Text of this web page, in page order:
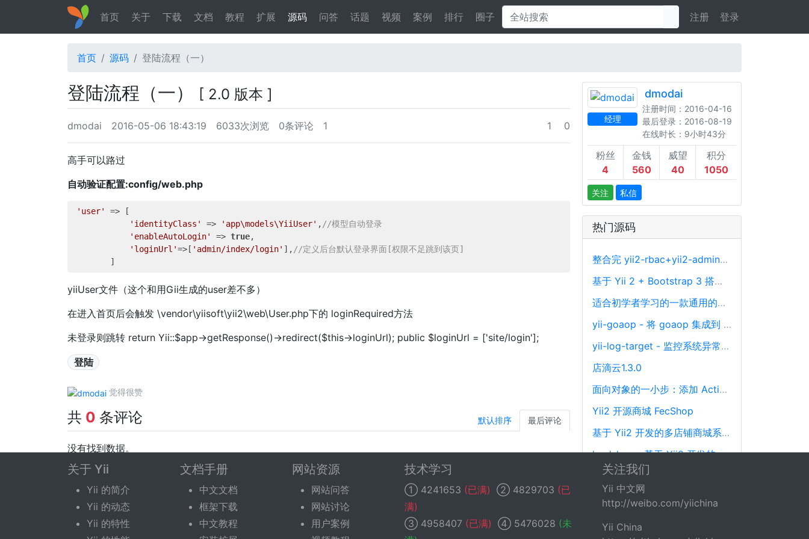
首页 关于 下载 文档 教程 扩展 源码 问答 话题 视频 案例 排行 圈子 注册 登录
首页 源码 登陆流程（一）
登陆流程（一） [ 2.0 版本 ]
dmodai 2016-05-06 18:43:19 6033次浏览 0条评论 1 1 0
高手可以路过
自动验证配置:config/web.php
'user'
=> [
'identityClass'
=> 'app\models\YiiUser' , //模型自动登录
'enableAutoLogin'
=> true,
'loginUrl'=>[ 'admin/index/login' ], //定义后台默认登录界面[权限不足跳到该页]
yiiUser文件（这个和用Gii生成的user差不多）
在进入首页后会触发 \vendor\yiisoft\yii2\web\User.php下的 loginRequired方法
未登录则跳转 return Yii::$app->getResponse()->redirect($this->loginUrl); public $loginUrl = ['site/login'];
登陆
觉得很赞
共 0 条评论 默认排序 最后评论
没有找到数据。
发表评论
您需要登录后才可以评论。 登录|立即注册
经理
dmodai
注册时间：2016-04-16
最后登录：2016-08-19
在线时长：9小时43分
粉丝
4
金钱
560
威望
40
积分
1050
关注 私信
热门源码
整合完 yii2-rbac+yii2-admin+adminlte 等库的基础开发后台源码
基于 Yii 2 + Bootstrap 3 搭建一套后台管理系统 CMF
适合初学者学习的一款通用的管理后台
yii-goaop - 将 goaop 集成到 Yii，在 Yii 中优雅的面向切面编程
yii-log-target - 监控系统异常且多渠道发送异常信息通知
店滴云1.3.0
面向对象的一小步：添加 ActiveRecord 的 Scope 功能
Yii2 开源商城 FecShop
基于 Yii2 开发的多店铺商城系统，免费开源 + 适合二开
leadshop - 基于 Yii2 开发的一款免费开源且支持商业使用的商城管理系统
关于 Yii
Yii 的简介
Yii 的动态
Yii 的特性
文档手册
中文文档
框架下载
中文教程
网站资源
网站问答
网站讨论
用户案例
技术学习
① 4241653 (已满) ② 4829703 (已
满)
③ 4958407 (已满) ④ 5476028 (未
关注我们
Yii 中文网
http://weibo.com/yiichina
Yii China